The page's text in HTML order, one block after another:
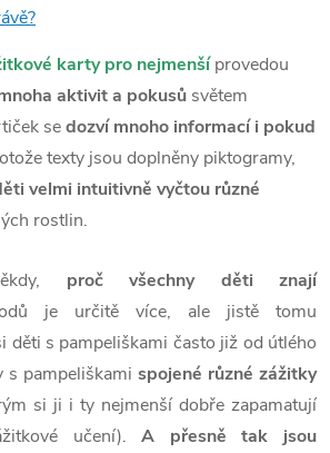
karty pro nejmenšíprovedou
aktivit a pokusů světem
sedozví mnoho informací i pokud
texty jsou doplněny piktogramy,
velmi intuitivně vyčtou různé
rostlin.
proč všechny děti znají
je určitě více, ale jistě tomu
děti s pampeliškami často již od útlého
s pampeliškami spojené různé zážitky
si ji i ty nejmenší dobře zapamatují
učení).A přesně tak jsou